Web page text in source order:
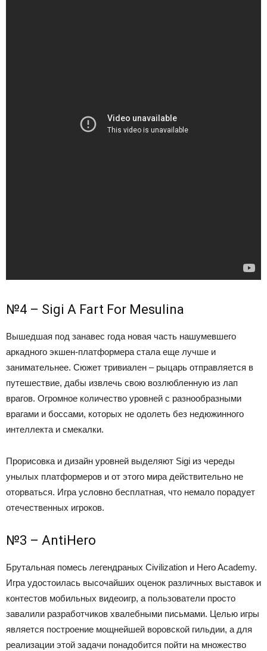
№4 – Sigi A Fart For Mesulina
Вышедшая под занавес года новая часть нашумевшего
аркадного экшен-платформера стала еще лучше и
занимательнее. Сюжет тривиален – рыцарь отправляется в
путешествие, дабы извлечь свою возлюбленную из лап
врагов. Огромное количество уровней с разнообразными
врагами и боссами, которых не одолеть без недюжинного
интеллекта и смекалки.
Прорисовка и дизайн уровней выделяют Sigi из череды
унылых платформеров и от этого мира действительно не
оторваться. Игра условно бесплатная, что немало порадует
отечественных игроков.
№3 – AntiHero
Брутальная помесь легендраных Civilization и Hero Academy.
Игра удостоилась высочайших оценок различных выставок и
контестов мобильных видеоигр, а пользователи просто
завалили разработчиков хвалебными письмами. Целью игры
является построение мощнейшей воровской гильдии, а для
реализации этой задачи понадобится пойти на множество